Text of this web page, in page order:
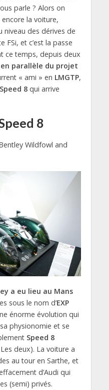
parle ? Alors on
la voiture,
niveau des dérives de
FSi, et c’est la passe
ce temps, depuis deux
en parallèle du projet
« ami » en LMGTP,
8qui arrive
8
Wildfowl and
a eu lieu au Mans
sous le nom d’EXP
énorme évolution qui
physionomie et se
Speed 8
deux). La voiture a
au tour en Sarthe, et
d’Audi qui
(semi) privés.